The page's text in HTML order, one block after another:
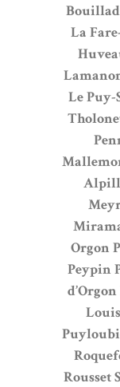
La
Le Puy-
Orgon
Peypin
d’Orgon
Rousset